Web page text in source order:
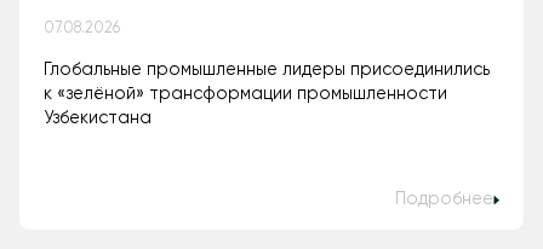
07.08.2026
Глобальные промышленные лидеры присоединились
к «зелёной» трансформации промышленности
Узбекистана
Подробнее